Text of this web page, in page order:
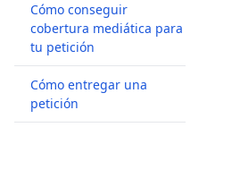
Cómo conseguir
cobertura mediática para
tu petición
Cómo entregar una
petición